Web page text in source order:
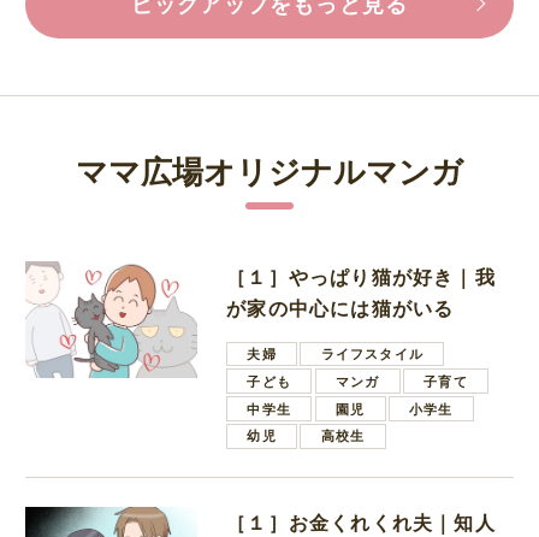
ママ広場オリジナルマンガ
［１］やっぱり猫が好き｜我
が家の中心には猫がいる
夫婦
ライフスタイル
子ども
マンガ
子育て
中学生
園児
小学生
幼児
高校生
［１］お金くれくれ夫｜知人